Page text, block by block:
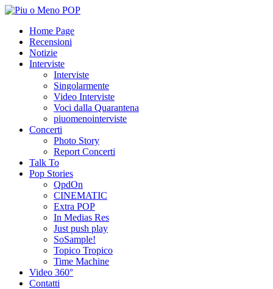
Home Page
Recensioni
Notizie
Interviste
Interviste
Singolarmente
Video Interviste
Voci dalla Quarantena
piuomenointerviste
Concerti
Photo Story
Report Concerti
Talk To
Pop Stories
QpdOn
CINEMATIC
Extra POP
In Medias Res
Just push play
SoSample!
Topico Tropico
Time Machine
Video 360°
Contatti